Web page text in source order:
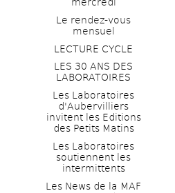
Le rendez-vous
mensuel
LECTURE CYCLE
LES 30 ANS DES
LABORATOIRES
Les Laboratoires
d'Aubervilliers
invitent les Editions
des Petits Matins
Les Laboratoires
soutiennent les
intermittents
Les News de la MAF